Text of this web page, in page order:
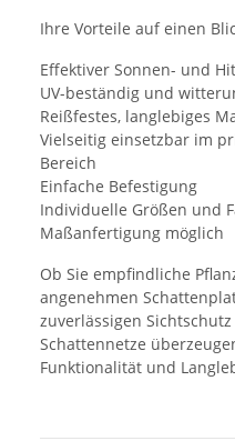
Ihre Vorteile auf einen
Effektiver Sonnen- und
UV-beständig und
Reißfestes, langlebiges
Vielseitig einsetzbar im
Bereich
Einfache Befestigung
Individuelle Größen und
Maßanfertigung möglich
Ob Sie empfindliche
angenehmen
zuverlässigen
Schattennetze
Funktionalität und